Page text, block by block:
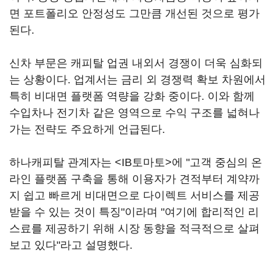
면 포트폴리오 안정성도 그만큼 개선된 것으로 평가
된다.
신차 부문은 캐피탈 업권 내외서 경쟁이 더욱 심화되
는 상황이다. 업계서는 금리 외 경쟁력 확보 차원에서
특히 비대면 플랫폼 역량을 강화 중이다. 이와 함께
수입차나 전기차 같은 영역으로 수익 구조를 넓혀나
가는 전략도 주요하게 언급된다.
하나캐피탈 관계자는 <IB토마토>에 "고객 중심의 온
라인 플랫폼 구축을 통해 이용자가 견적부터 계약까
지 쉽고 빠르게 비대면으로 다이렉트 서비스를 제공
받을 수 있는 것이 특징"이라며 "여기에 합리적인 리
스료를 제공하기 위해 시장 동향을 적극적으로 살펴
보고 있다"라고 설명했다.